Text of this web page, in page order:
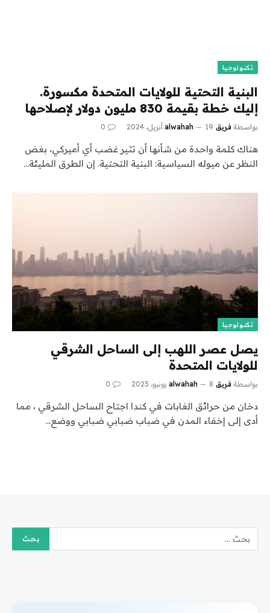
تكنولوجيا
البنية التحتية للولايات المتحدة مكسورة.
إليك خطة بقيمة 830 مليون دولار لإصلاحها
بواسطة فريق alwahah 19 أبريل، 2024 0
هناك كلمة واحدة من شأنها أن تثير غضب أي أميركي، بغض
النظر عن ميوله السياسية: البنية التحتية. إن الطرق المليئة…
تكنولوجيا
يصل عصر اللهب إلى الساحل الشرقي
للولايات المتحدة
بواسطة فريق alwahah 8 يونيو، 2023 0
دخان من حرائق الغابات في كندا اجتاح الساحل الشرقي ، مما
أدى إلى إخفاء المدن في ضباب ضبابي ضبابي ووضع…